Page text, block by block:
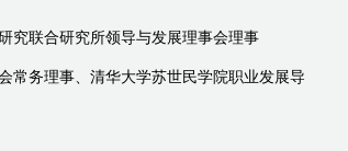
究联合研究所领导与发展理事会理事
常务理事、清华大学苏世民学院职业发展导